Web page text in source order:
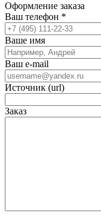
Оформление заказа
Ваш телефон *
Ваше имя
Ваш e-mail
Источник (url)
Заказ